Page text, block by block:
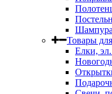
Товары
Елки,